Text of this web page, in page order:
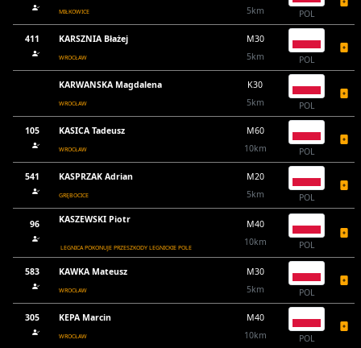
MIŁKOWICE
5km
POL
411 KARSZNIA Błażej
WROCŁAW
M30
5km
POL
KARWANSKA Magdalena
WROCŁAW
K30
5km
POL
105 KASICA Tadeusz
WROCŁAW
M60
10km
POL
541 KASPRZAK Adrian
GRĘBOCICE
M20
5km
POL
96 KASZEWSKI Piotr
LEGNICA POKONUJE PRZESZKODY LEGNICKIE POLE
M40
10km
POL
583 KAWKA Mateusz
WROCŁAW
M30
5km
POL
305 KEPA Marcin
WROCŁAW
M40
10km
POL